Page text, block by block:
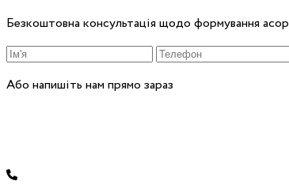
Безкоштовна консультація щодо формування
Або напишіть нам прямо зараз